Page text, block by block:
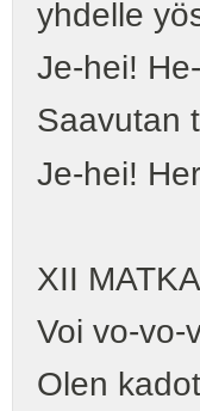
yhdelle
Je-hei!
Saavutan
Je-hei!
XII
Voi vo-vo-
Olen